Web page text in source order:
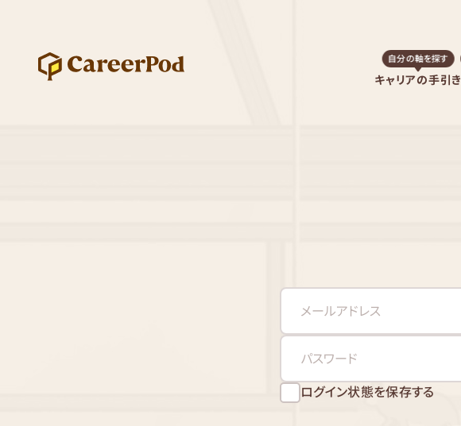
キャリアの手引き
自分の軸を探す
ログイン状態を保存する